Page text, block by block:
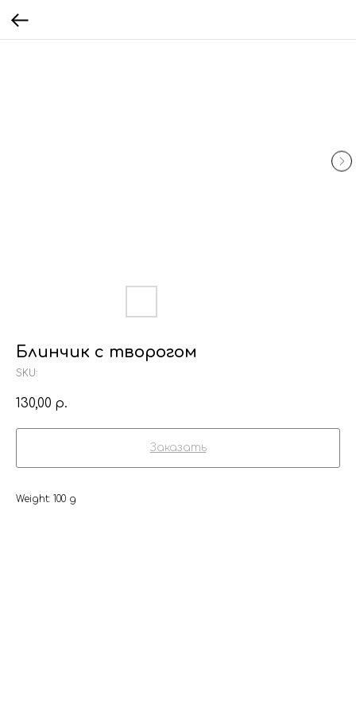
Блинчик с творогом
SKU:
130,00 р.
Заказать
Weight: 100 g